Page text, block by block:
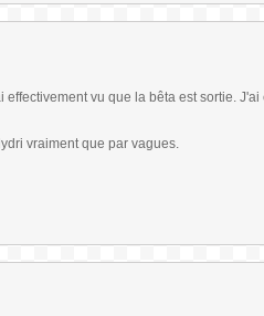
effectivement vu que la bêta est sortie.
vraiment que par vagues.